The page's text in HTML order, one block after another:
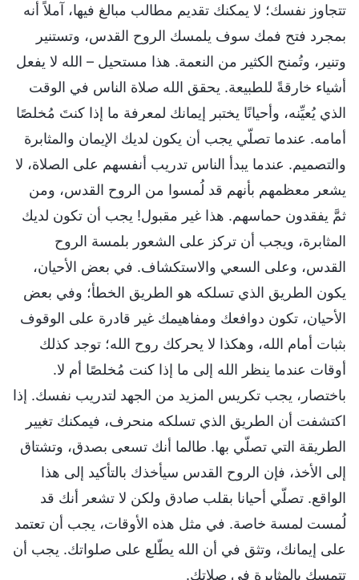
تتجاوز نفسك؛ لا يمكنك تقديم مطالب مبالغ فيها، آملاً أنه
بمجرد فتح فمك سوف يلمسك الروح القدس، وتستنير
وتنير، وتُمنح الكثير من النعمة. هذا مستحيل – الله لا يفعل
أشياء خارقةً للطبيعة. يحقق الله صلاة الناس في الوقت
الذي يُعيِّنه، وأحيانًا يختبر إيمانك لمعرفة ما إذا كنتَ مُخلصًا
أمامه. عندما تصلّي يجب أن يكون لديك الإيمان والمثابرة
والتصميم. عندما يبدأ الناس تدريب أنفسهم على الصلاة، لا
يشعر معظمهم بأنهم قد لُمسوا من الروح القدس، ومن
ثمَّ يفقدون حماسهم. هذا غير مقبول! يجب أن تكون لديك
المثابرة، ويجب أن تركز على الشعور بلمسة الروح
القدس، وعلى السعي والاستكشاف. في بعض الأحيان،
يكون الطريق الذي تسلكه هو الطريق الخطأ؛ وفي بعض
الأحيان، تكون دوافعك ومفاهيمك غير قادرة على الوقوف
بثبات أمام الله، وهكذا لا يحركك روح الله؛ توجد كذلك
أوقات عندما ينظر الله إلى ما إذا كنت مُخلصًا أم لا.
باختصار، يجب تكريس المزيد من الجهد لتدريب نفسك. إذا
اكتشفت أن الطريق الذي تسلكه منحرف، فيمكنك تغيير
الطريقة التي تصلّي بها. طالما أنك تسعى بصدق، وتشتاق
إلى الأخذ، فإن الروح القدس سيأخذك بالتأكيد إلى هذا
الواقع. تصلّي أحيانا بقلب صادق ولكن لا تشعر أنك قد
لُمست لمسة خاصة. في مثل هذه الأوقات، يجب أن تعتمد
على إيمانك، وتثق في أن الله يطّلع على صلواتك. يجب أن
تتمسك بالمثابرة في صلاتك.